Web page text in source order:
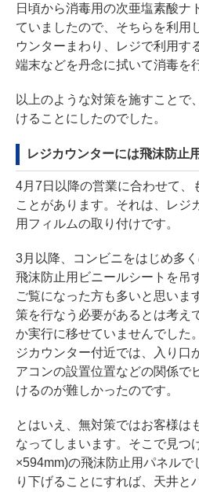
日頃から消毒用の次亜塩素酸ナ
ていましたので、そちらを利用
ウンターまわり、レジで利用す
端末などを丹念に拭いて消毒を
以上のような対策を施すことで
けることにしたのでした。
レジカウンターには飛沫防止
4月7日以降の営業に合わせて、
ことがあります。それは、レジ
用フィルムの取り付けです。
3月以降、コンビニをはじめ多
飛沫防止用ビニールシートを吊
ご覧になった方も多いと思いま
策を行なう必要があるとは考え
か実行に移せていませんでした
ジカウンター付近では、入り口
アコンの設置位置などの関係で
けるのが難しかったのです。
とはいえ、無対策ではお客様は
なってしまいます。そこで見つ
×594mm)の飛沫防止用パネルで
り下げることにすれば、天井と